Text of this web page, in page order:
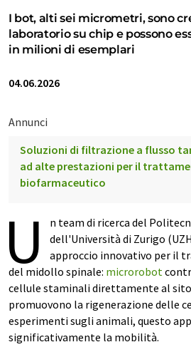
I bot, alti sei micrometri, sono
laboratorio su chip e possono
in milioni di esemplari
04.06.2026
Annunci
Soluzioni di filtrazione a flusso
ad alte prestazioni per il
biofarmaceutico
U
n team di ricerca del
dell'Università di Zurigo
approccio innovativo per il
del midollo spinale: microrobot
cellule staminali direttamente al sito
promuovono la rigenerazione delle
esperimenti sugli animali, questo
significativamente la mobilità.